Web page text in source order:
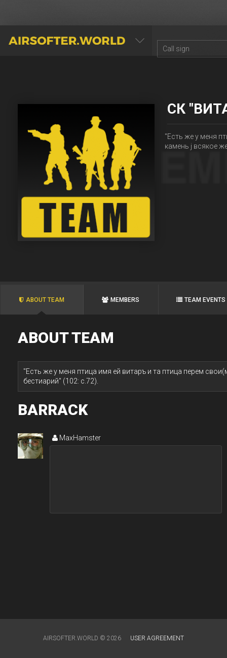
AIRSOFTER.WORLD
СК
"Есть же у меня
камень j всякое
ABOUT TEAM MEMBERS TEAM EVENTS
ABOUT TEAM
"Есть же у меня птица имя ей витаръ и та птица перем
бестиарий" (102: c.72).
BARRACK
MaxHamster
AIRSOFTER.WORLD © 2026 USER AGREEMENT